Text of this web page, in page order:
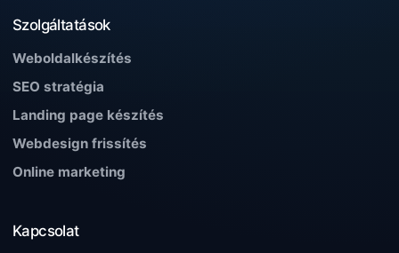
Szolgáltatások
Weboldalkészítés
SEO stratégia
Landing page készítés
Webdesign frissítés
Online marketing
Kapcsolat